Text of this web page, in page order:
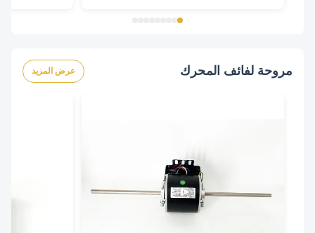
مروحة لفائف المحرك عرض المزيد